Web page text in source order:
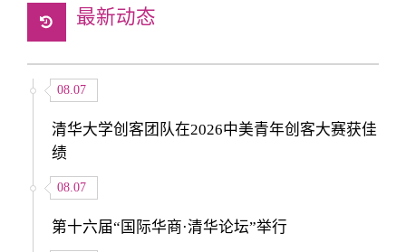
最新动态
08.07
清华大学创客团队在2026中美青年创客大赛获佳
绩
08.07
第十六届“国际华商·清华论坛”举行